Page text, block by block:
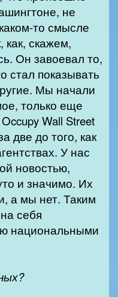
не
то смысле
скажем,
Он завоевал то,
стал показывать
Мы начали
только еще
Wall Street
две до того, как
У нас
новостью,
и значимо. Их
а мы нет. Таким
себя
национальными